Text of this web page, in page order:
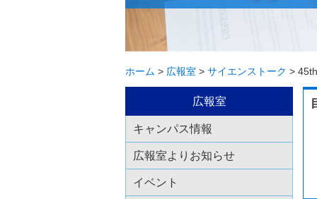
ホーム > 広報室 > サイエンストーク >
広報室
キャンパス情報
広報室よりお知らせ
イベント